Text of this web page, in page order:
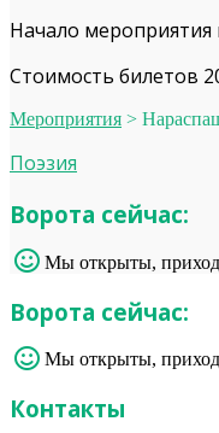
Начало мероприятия
Стоимость билетов
Мероприятия >
Поэзия
Ворота сейчас:
Мы открыты,
Ворота сейчас:
Мы открыты,
Контакты